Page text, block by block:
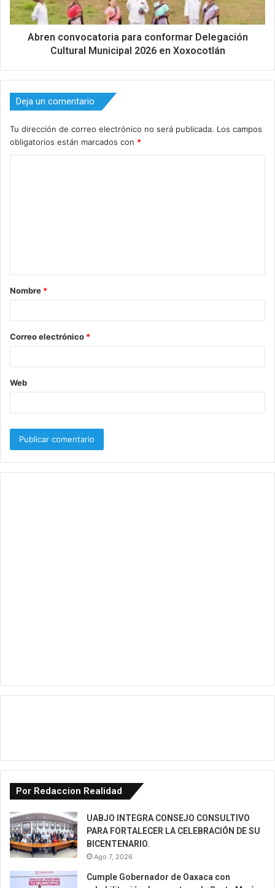
Abren convocatoria para conformar Delegación
Cultural Municipal 2026 en Xoxocotlán
Deja un comentario
Tu dirección de correo electrónico no será publicada. Los campos
obligatorios están marcados con *
a
r
*
Nombre *
Correo electrónico *
Web
Por Redaccion Realidad
UABJO INTEGRA CONSEJO CONSULTIVO
PARA FORTALECER LA CELEBRACIÓN DE SU
BICENTENARIO.
Ago 7, 2026
Cumple Gobernador de Oaxaca con